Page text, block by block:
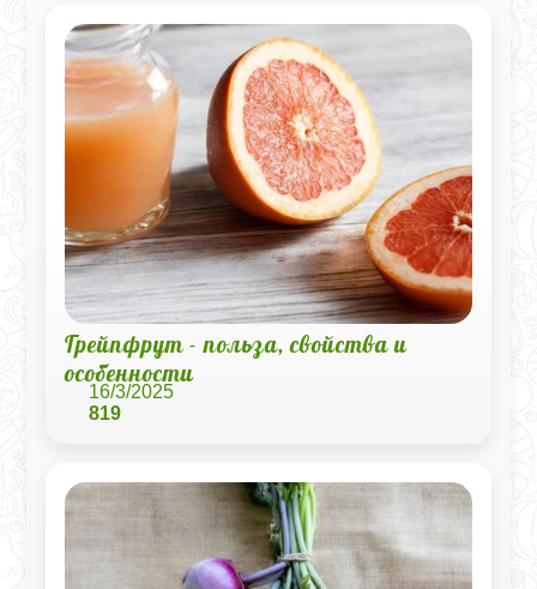
Грейпфрут - польза, свойства и
особенности
16/3/2025
819